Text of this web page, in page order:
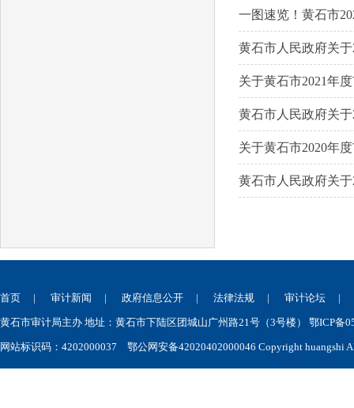
一图速览！黄石市
黄石市人民政府关
关于黄石市2021年
黄石市人民政府关
关于黄石市2020年
黄石市人民政府关
首页 | 审计新闻 | 政府信息公开 | 法律法规 | 审计论坛
黄石市审计局主办 地址：黄石市下陆区团城山广州路21号（3号楼） 鄂ICP备
网站标识码：4202000037 鄂公网安备42020402000046 Copyright huangshi